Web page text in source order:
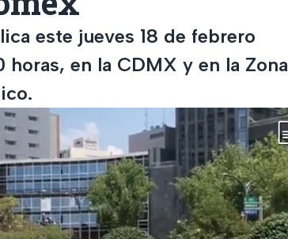
este jueves 18 de febrero
en la CDMX y en la Zona